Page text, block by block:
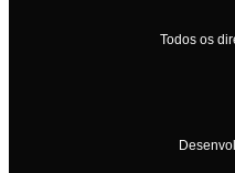
Todos os